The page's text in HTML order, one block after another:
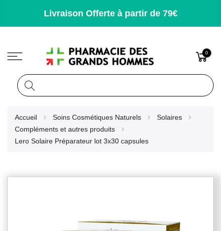
Livraison Offerte à partir de 79€
0
contenu
Accueil Soins Cosmétiques Naturels
Solaires
Compléments et autres produits
Lero Solaire Préparateur lot 3x30 capsules